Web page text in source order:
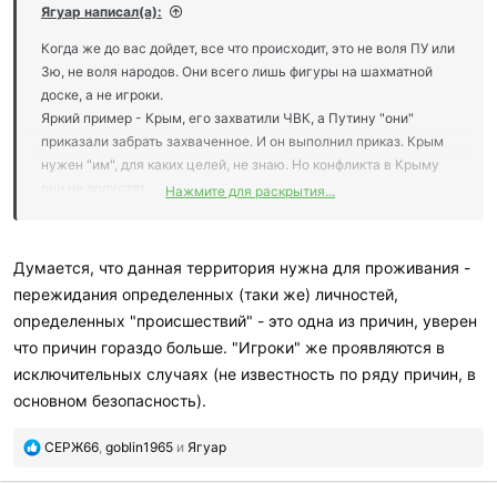
Ягуар написал(а):
Когда же до вас дойдет, все что происходит, это не воля ПУ или
Зю, не воля народов. Они всего лишь фигуры на шахматной
доске, а не игроки.
Яркий пример - Крым, его захватили ЧВК, а Путину "они"
приказали забрать захваченное. И он выполнил приказ. Крым
нужен "им", для каких целей, не знаю. Но конфликта в Крыму
Нажмите для раскрытия...
Думается, что данная территория нужна для проживания -
пережидания определенных (таки же) личностей,
определенных "происшествий" - это одна из причин, уверен
что причин гораздо больше. "Игроки" же проявляются в
исключительных случаях (не известность по ряду причин, в
основном безопасность).
П
СЕРЖ66 goblin1965 и Ягуар